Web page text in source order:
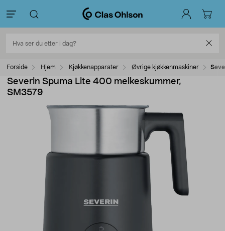
Forside Hjem Kjøkkenapparater Øvrige kjøkkenmaskiner
Severin Spuma Lite 400 melkeskummer,
SM3579